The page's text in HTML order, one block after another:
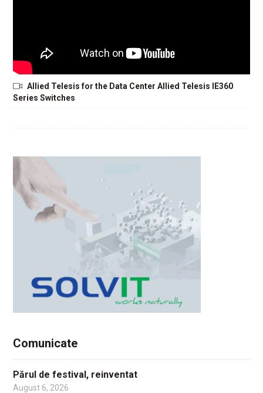
Allied Telesis for the Data Center Allied Telesis IE360
Series Switches
Comunicate
Părul de festival, reinventat
August 6, 2026